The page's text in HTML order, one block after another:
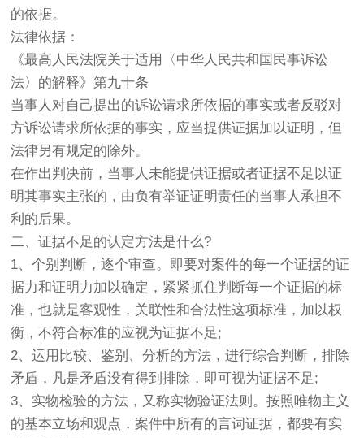
的依据。
法律依据：
《最高人民法院关于适用〈中华人民共和国民事诉讼
法〉的解释》第九十条
当事人对自己提出的诉讼请求所依据的事实或者反驳对
方诉讼请求所依据的事实，应当提供证据加以证明，但
法律另有规定的除外。
在作出判决前，当事人未能提供证据或者证据不足以证
明其事实主张的，由负有举证证明责任的当事人承担不
利的后果。
二、证据不足的认定方法是什么?
1、个别判断，逐个审查。即要对案件的每一个证据的证
据力和证明力加以确定，紧紧抓住判断每一个证据的标
准，也就是客观性，关联性和合法性这项标准，加以权
衡，不符合标准的应视为证据不足;
2、运用比较、鉴别、分析的方法，进行综合判断，排除
矛盾，凡是矛盾没有得到排除，即可视为证据不足;
3、实物检验的方法，又称实物验证法则。按照唯物主义
的基本立场和观点，案件中所有的言词证据，都要有实